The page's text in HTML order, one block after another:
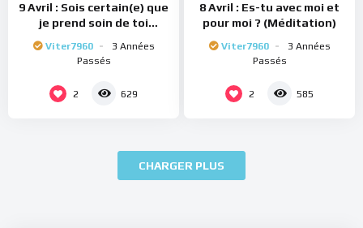
9 Avril : Sois certain(e) que
je prend soin de toi
Viter7960
3 Années
Passés
2 629
8 Avril : Es-tu avec moi et
pour moi ? (Méditation)
Viter7960
3 Années
Passés
2 585
CHARGER PLUS